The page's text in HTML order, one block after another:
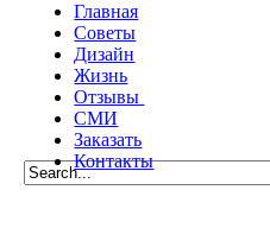
Главная
Советы
Дизайн
Жизнь
Отзывы
СМИ
Заказать
Контакты